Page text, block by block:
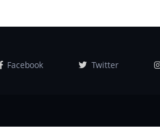
Facebook Twitter